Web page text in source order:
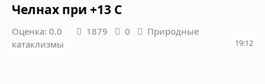
Челнах при +13 С
Оценка: 0.0 1879 0
Природные
катаклизмы
19:12